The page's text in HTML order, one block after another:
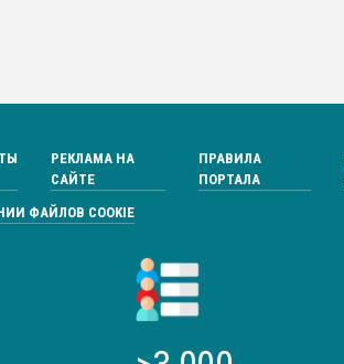
РЕКЛАМА НА
САЙТЕ
ПРАВИЛА
ПОРТАЛА
ФАЙЛОВ COOKIE